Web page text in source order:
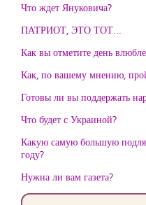
Что ждет Януковича?
ПАТРИОТ, ЭТО ТОТ...
Как вы отметите день
Как, по вашему мнению,
Готовы ли вы поддержать
Что будет с Украиной?
Какую самую большую
году?
Нужна ли вам газета?